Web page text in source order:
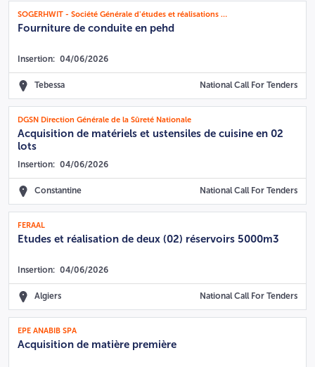
SOGERHWIT - Société Générale d'études et réalisations hydrauliques de la wilaya de Tlemcen
Fourniture de conduite en pehd
Insertion: 04/06/2026
Tebessa National Call For Tenders
DGSN Direction Générale de la Sûreté Nationale
Acquisition de matériels et ustensiles de cuisine en 02
lots
Insertion: 04/06/2026
Constantine National Call For Tenders
FERAAL
Etudes et réalisation de deux (02) réservoirs 5000m3
Insertion: 04/06/2026
Algiers National Call For Tenders
EPE ANABIB SPA
Acquisition de matière première